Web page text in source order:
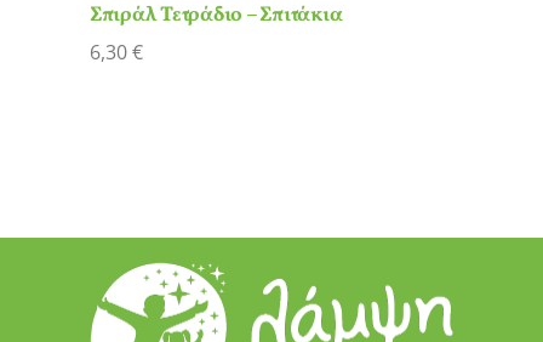
Σπιράλ Τετράδιο – Σπιτάκια
6,30€